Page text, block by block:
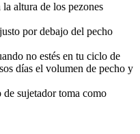
altura de los pezones
por debajo del pecho
no estés en tu ciclo de
días el volumen de pecho y
de sujetador toma como